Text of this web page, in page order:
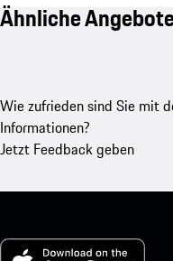
Ähnliche
Wie zufrieden sind Sie mit
Informationen?
Jetzt Feedback geben